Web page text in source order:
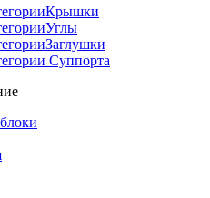
Крышки
Углы
Заглушки
Суппорта